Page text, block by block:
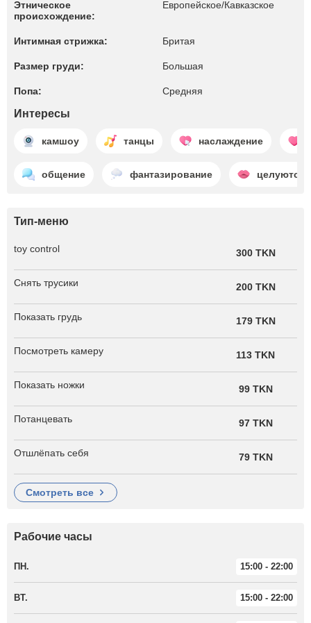
Этническое
происхождение:
Европейское/Кавказское
Интимная стрижка: Бритая
Размер груди: Большая
Попа: Средняя
Интересы
камшоу танцы наслаждение
общение фантазирование целуются
Тип-меню
toy control 300 TKN
Снять трусики 200 TKN
Показать грудь 179 TKN
Посмотреть камеру 113 TKN
Показать ножки 99 TKN
Потанцевать 97 TKN
Отшлёпать себя 79 TKN
смотреть все
Рабочие часы
ПН. 15:00 - 22:00
ВТ. 15:00 - 22:00